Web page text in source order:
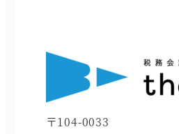
〒104-0033